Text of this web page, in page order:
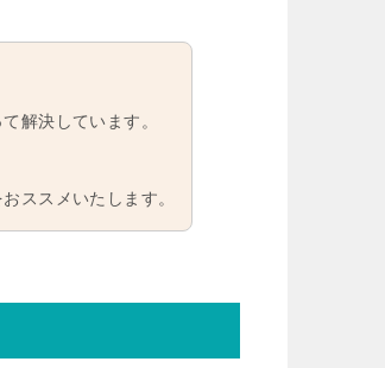
解決しています。
ススメいたします。